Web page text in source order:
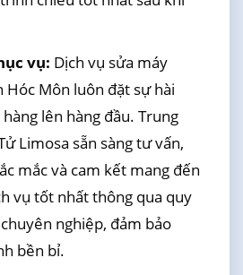
vụ: Dịch vụ sửa máy
Hóc Môn luôn đặt sự hài
lên hàng đầu. Trung
Limosa sẵn sàng tư vấn,
mắc và cam kết mang đến
vụ tốt nhất thông qua quy
nghiệp, đảm bảo
bền bỉ.